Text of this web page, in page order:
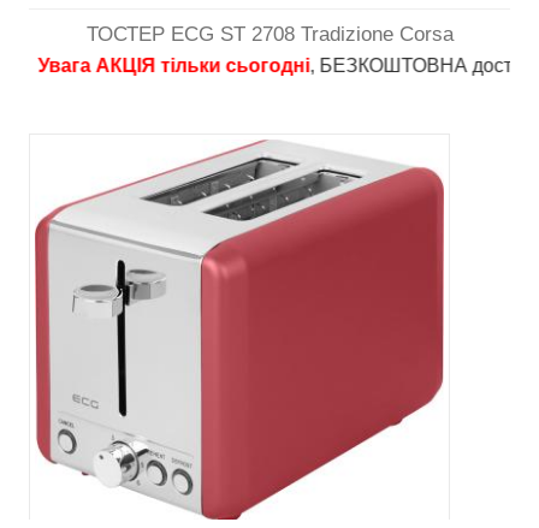
ТОСТЕР ECG ST 2708 Tradizione Corsa
Увага АКЦІЯ тільки сьогодні, БЕЗКОШТОВНА доставка в